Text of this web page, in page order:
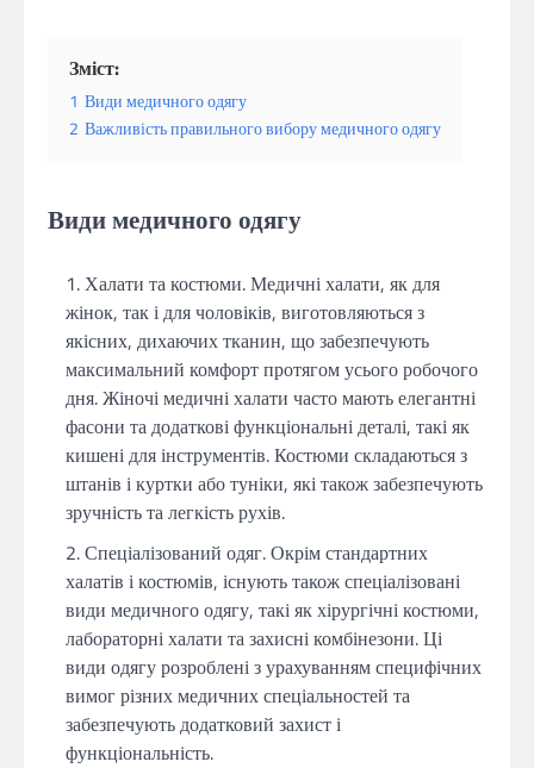
Зміст:
1 Види медичного одягу
2 Важливість правильного вибору медичного одягу
Види медичного одягу
Халати та костюми. Медичні халати, як для
жінок, так і для чоловіків, виготовляються з
якісних, дихаючих тканин, що забезпечують
максимальний комфорт протягом усього робочого
дня. Жіночі медичні халати часто мають елегантні
фасони та додаткові функціональні деталі, такі як
кишені для інструментів. Костюми складаються з
штанів і куртки або туніки, які також забезпечують
зручність та легкість рухів.
Спеціалізований одяг. Окрім стандартних
халатів і костюмів, існують також спеціалізовані
види медичного одягу, такі як хірургічні костюми,
лабораторні халати та захисні комбінезони. Ці
види одягу розроблені з урахуванням специфічних
вимог різних медичних спеціальностей та
забезпечують додатковий захист і
функціональність.